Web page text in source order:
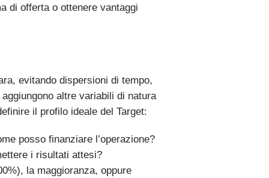
di offerta o ottenere vantaggi
evitando dispersioni di tempo,
altre variabili di natura
il profilo ideale del Target:
posso finanziare l’operazione?
i risultati attesi?
la maggioranza, oppure